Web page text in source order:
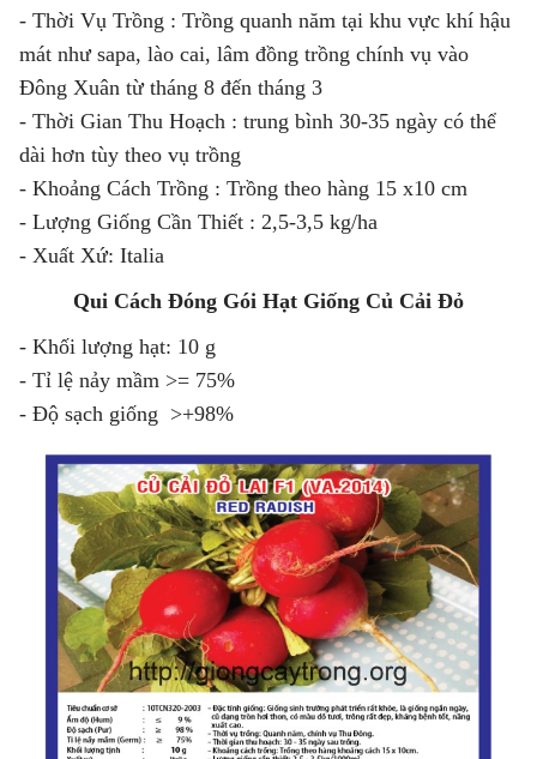
- Thời Vụ Trồng : Trồng quanh năm tại khu vực khí hậu
mát như sapa, lào cai, lâm đồng trồng chính vụ vào
Đông Xuân từ tháng 8 đến tháng 3
- Thời Gian Thu Hoạch : trung bình 30-35 ngày có thể
dài hơn tùy theo vụ trồng
- Khoảng Cách Trồng : Trồng theo hàng 15 x10 cm
- Lượng Giống Cần Thiết : 2,5-3,5 kg/ha
- Xuất Xứ: Italia
Qui Cách Đóng Gói Hạt Giống Củ Cải Đỏ
- Khối lượng hạt: 10 g
- Tỉ lệ nảy mầm >= 75%
- Độ sạch giống >+98%